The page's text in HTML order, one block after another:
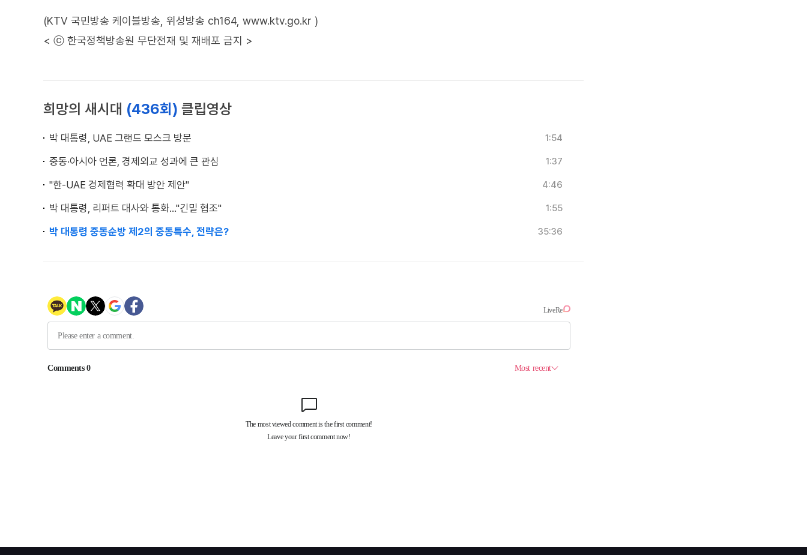
(KTV 국민방송 케이블방송, 위성방송 ch164, www.ktv.go.kr )
< ⓒ 한국정책방송원 무단전재 및 재배포 금지 >
희망의 새시대 (436회) 클립영상
박 대통령, UAE 그랜드 모스크 방문 1:54
중동·아시아 언론, 경제외교 성과에 큰 관심 1:37
"한-UAE 경제협력 확대 방안 제안" 4:46
박 대통령, 리퍼트 대사와 통화…"긴밀 협조" 1:55
박 대통령 중동순방 제2의 중동특수, 전략은? 35:36